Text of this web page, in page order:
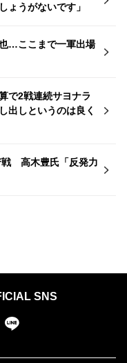
うがないです」
…ここまで一軍出場
で2戦連続サヨナラ
出しというのは良く
戦 高木豊氏「反発力
SNS